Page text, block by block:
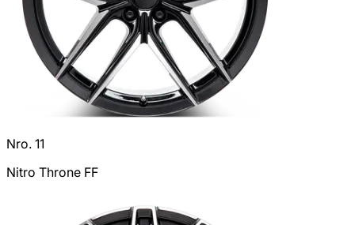
Nro. 11
Nitro Throne FF